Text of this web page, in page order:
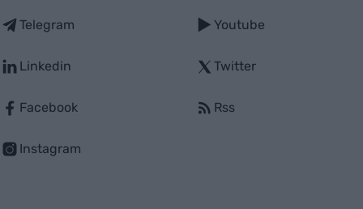
Telegram
Linkedin
Facebook
Instagram
Youtube
Twitter
Rss